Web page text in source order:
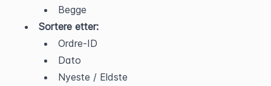
Begge
Sortere etter:
Ordre-ID
Dato
Nyeste / Eldste